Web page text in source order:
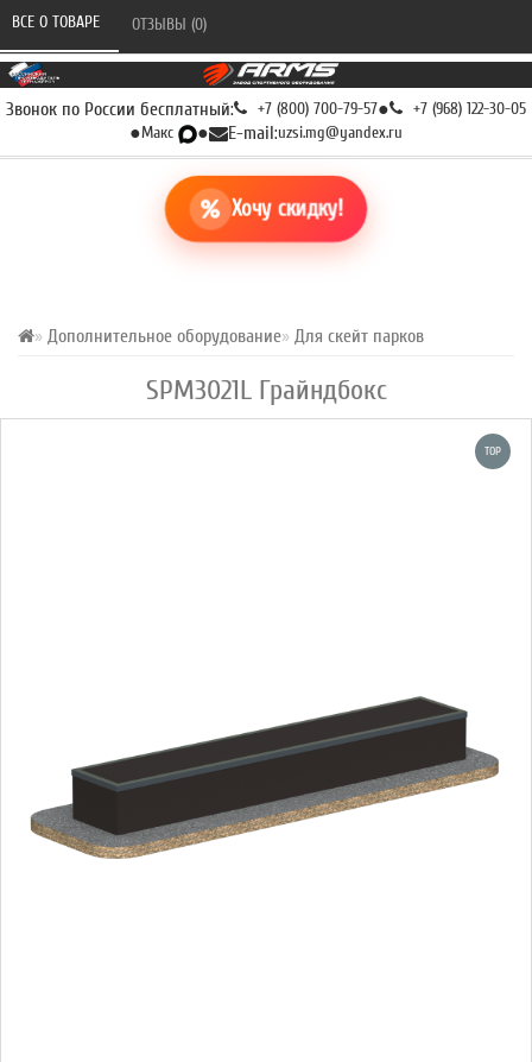
Звонок по России бесплатный: +7 (800) 700-79-57● +7 (968) 122-30-05
●Макс ● E-mail:uzsi.mg@yandex.ru
Хочу скидку!
Дополнительное оборудование Для скейт парков
SPM3021L Грайндбокс
ВСЕ О ТОВАРЕ ОТЗЫВЫ (0)
TOP